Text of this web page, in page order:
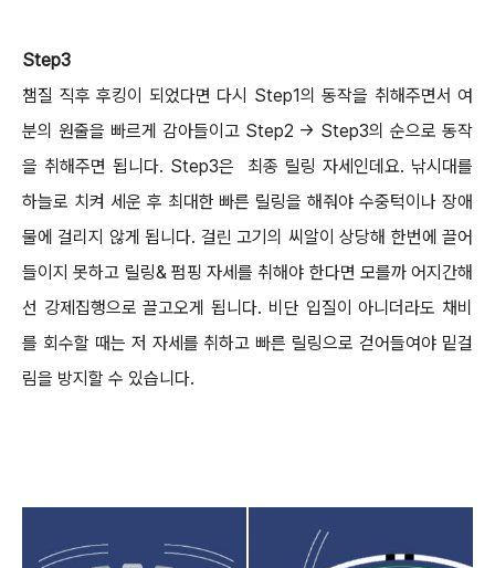
Step3
챔질 직후 후킹이 되었다면 다시 Step1의 동작을 취해주면서 여
분의 원줄을 빠르게 감아들이고 Step2 → Step3의 순으로 동작
을 취해주면 됩니다. Step3은 최종 릴링 자세인데요. 낚시대를
하늘로 치켜 세운 후 최대한 빠른 릴링을 해줘야 수중턱이나 장애
물에 걸리지 않게 됩니다. 걸린 고기의 씨알이 상당해 한번에 끌어
들이지 못하고 릴링& 펌핑 자세를 취해야 한다면 모를까 어지간해
선 강제집행으로 끌고오게 됩니다. 비단 입질이 아니더라도 채비
를 회수할 때는 저 자세를 취하고 빠른 릴링으로 걷어들여야 밑걸
림을 방지할 수 있습니다.